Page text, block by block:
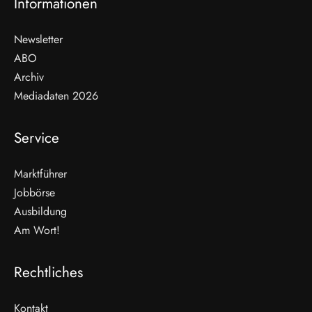
Newsletter
ABO
Archiv
Mediadaten 2026
Service
Marktführer
Jobbörse
Ausbildung
Am Wort!
Rechtliches
Kontakt